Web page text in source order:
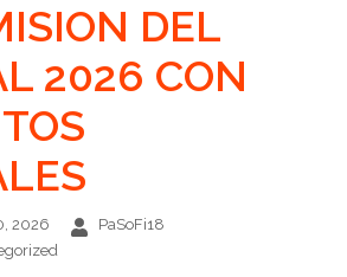
DEL
2026 CON
2026
PaSoFi18